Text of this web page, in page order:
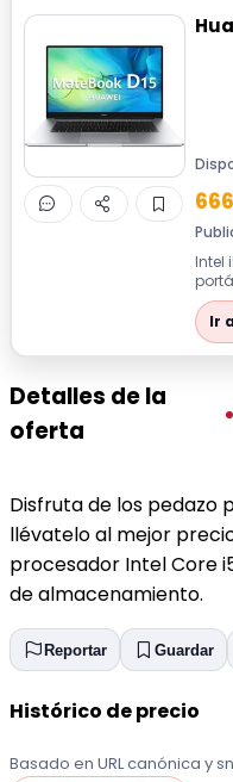
Intel
Ir
Detalles de la
oferta
Disfruta de los pedazo
llévatelo al mejor
procesador Intel Core i5
de almacenamiento.
Reportar Guardar
Histórico de precio
Basado en URL canónica y